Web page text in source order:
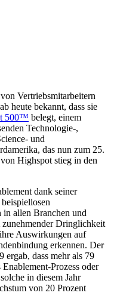
Vertriebsmitarbeitern
heute bekannt, dass sie
500™ belegt, einem
Technologie-,
und
das nun zum 25.
Highspot stieg in den
dank seiner
in allen Branchen und
zunehmender Dringlichkeit
Auswirkungen auf
erkennen. Der
ergab, dass mehr als 79
Prozess oder
in diesem Jahr
von 20 Prozent